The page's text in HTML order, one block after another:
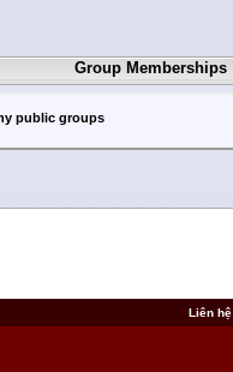
Group Memberships
public groups
Liên hệ